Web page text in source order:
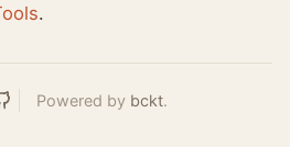
.
GitHub
Powered by bckt.